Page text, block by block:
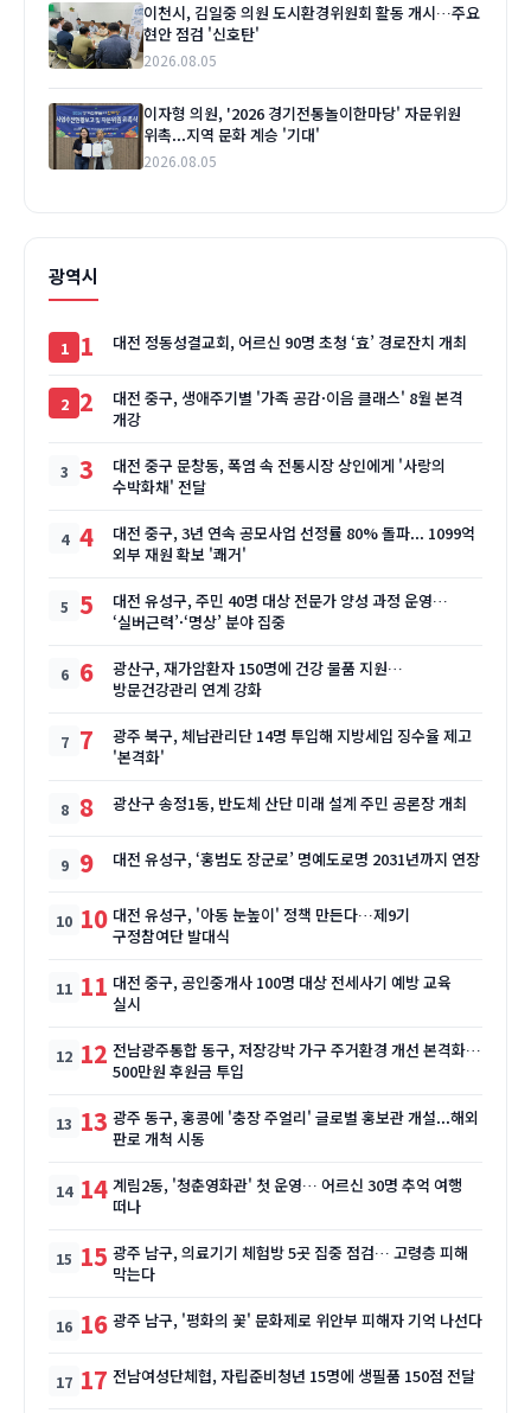
이천시, 김일중 의원 도시환경위원회 활동 개시…주요
현안 점검 '신호탄'
2026.08.05
이자형 의원, '2026 경기전통놀이한마당' 자문위원
위촉...지역 문화 계승 '기대'
2026.08.05
광역시
1 대전 정동성결교회, 어르신 90명 초청 ‘효’ 경로잔치 개최
2
대전 중구, 생애주기별 '가족 공감·이음 클래스' 8월 본격
개강
3
대전 중구 문창동, 폭염 속 전통시장 상인에게 '사랑의
수박화채' 전달
4
대전 중구, 3년 연속 공모사업 선정률 80% 돌파... 1099억
외부 재원 확보 '쾌거'
5
대전 유성구, 주민 40명 대상 전문가 양성 과정 운영…
‘실버근력’·‘명상’ 분야 집중
6
광산구, 재가암환자 150명에 건강 물품 지원…
방문건강관리 연계 강화
7
광주 북구, 체납관리단 14명 투입해 지방세입 징수율 제고
'본격화'
8 광산구 송정1동, 반도체 산단 미래 설계 주민 공론장 개최
9 대전 유성구, ‘홍범도 장군로’ 명예도로명 2031년까지 연장
10 대전 유성구, '아동 눈높이' 정책 만든다…제9기
구정참여단 발대식
11 대전 중구, 공인중개사 100명 대상 전세사기 예방 교육
실시
12 전남광주통합 동구, 저장강박 가구 주거환경 개선 본격화…
500만원 후원금 투입
13 광주 동구, 홍콩에 '충장 주얼리' 글로벌 홍보관 개설...해외
판로 개척 시동
14 계림2동, '청춘영화관' 첫 운영… 어르신 30명 추억 여행
떠나
15 광주 남구, 의료기기 체험방 5곳 집중 점검… 고령층 피해
막는다
16 광주 남구, '평화의 꽃' 문화제로 위안부 피해자 기억 나선다
17 전남여성단체협, 자립준비청년 15명에 생필품 150점 전달